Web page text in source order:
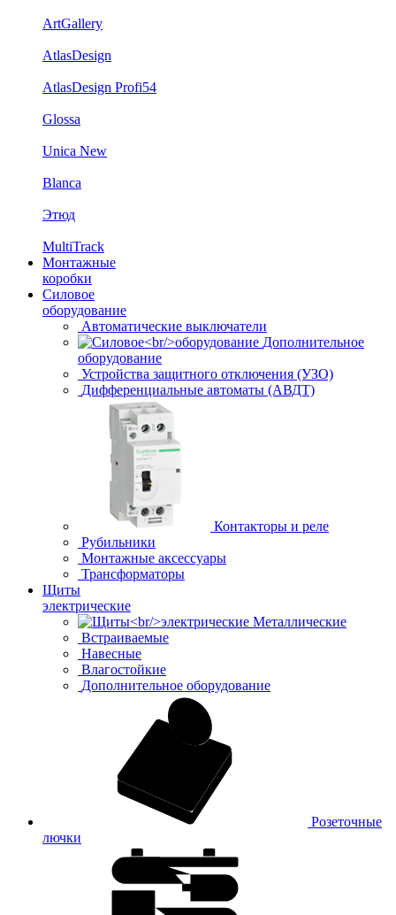
ArtGallery
AtlasDesign
AtlasDesign Profi54
Glossa
Unica New
Blanca
Этюд
MultiTrack
Монтажные
коробки
Силовое
оборудование
Автоматические выключатели
Дополнительное
оборудование
Устройства защитного отключения (УЗО)
Дифференциальные автоматы (АВДТ)
Контакторы и реле
Рубильники
Монтажные аксессуары
Трансформаторы
Щиты
электрические
Металлические
Встраиваемые
Навесные
Влагостойкие
Дополнительное оборудование
Розеточные
лючки